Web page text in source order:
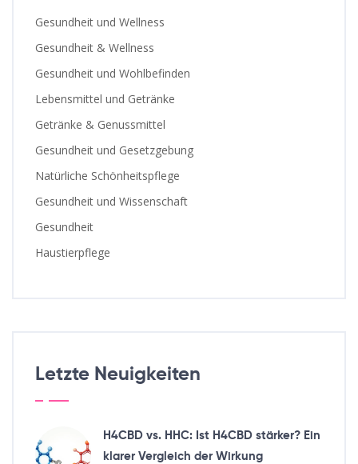
Gesundheit und Wellness
Gesundheit & Wellness
Gesundheit und Wohlbefinden
Lebensmittel und Getränke
Getränke & Genussmittel
Gesundheit und Gesetzgebung
Natürliche Schönheitspflege
Gesundheit und Wissenschaft
Gesundheit
Haustierpflege
Letzte Neuigkeiten
H4CBD vs. HHC: Ist H4CBD stärker? Ein
klarer Vergleich der Wirkung